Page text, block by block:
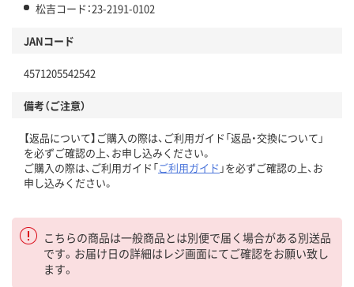
松吉コード：23-2191-0102
JANコード
4571205542542
備考（ご注意）
【返品について】ご購入の際は、ご利用ガイド「返品・交換について」
を必ずご確認の上、お申し込みください。
ご購入の際は、ご利用ガイド「ご利用ガイド 」を必ずご確認の上、お
申し込みください。
こちらの商品は一般商品とは別便で届く場合がある別送品
です。お届け日の詳細はレジ画面にてご確認をお願い致し
ます。